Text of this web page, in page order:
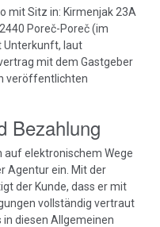
mit Sitz in: Kirmenjak 23A
Poreč-Poreč (im
Unterkunft, laut
mit dem Gastgeber
veröffentlichten
Bezahlung
auf elektronischem Wege
Agentur ein. Mit der
der Kunde, dass er mit
vollständig vertraut
diesen Allgemeinen